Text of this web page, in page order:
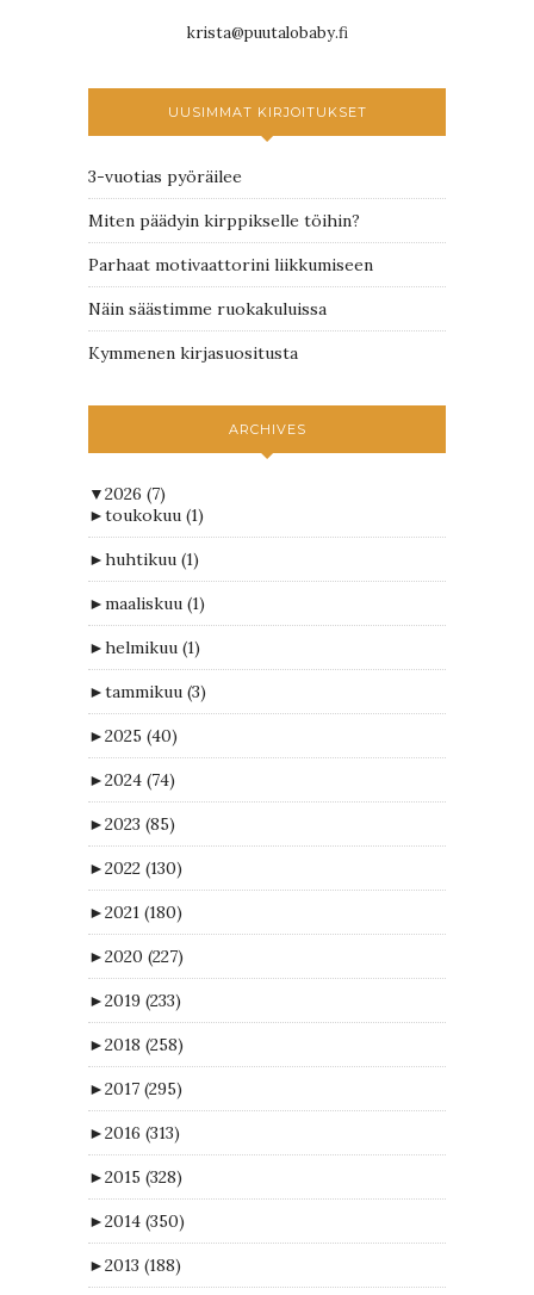
krista@puutalobaby.fi
UUSIMMAT KIRJOITUKSET
3-vuotias pyöräilee
Miten päädyin kirppikselle töihin?
Parhaat motivaattorini liikkumiseen
Näin säästimme ruokakuluissa
Kymmenen kirjasuositusta
ARCHIVES
▼2026 (7)
►toukokuu (1)
►huhtikuu (1)
►maaliskuu (1)
►helmikuu (1)
►tammikuu (3)
►2025 (40)
►2024 (74)
►2023 (85)
►2022 (130)
►2021 (180)
►2020 (227)
►2019 (233)
►2018 (258)
►2017 (295)
►2016 (313)
►2015 (328)
►2014 (350)
►2013 (188)